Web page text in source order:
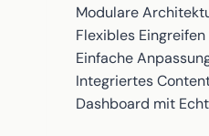
Modulare
Flexibles
Einfache
Integriertes
Dashboard mit